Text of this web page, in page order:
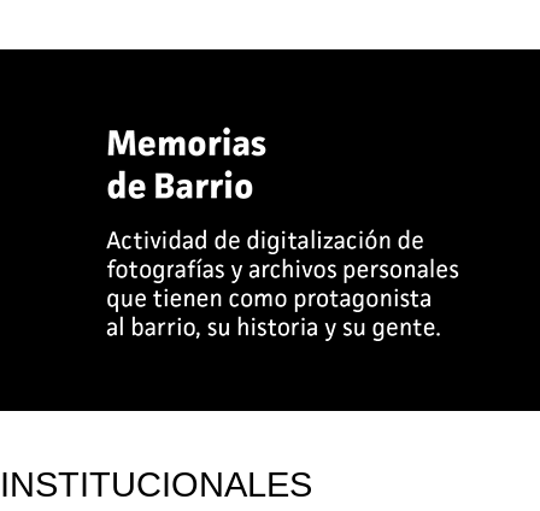
INSTITUCIONALES